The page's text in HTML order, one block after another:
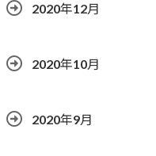
2020年12月
2020年10月
2020年9月